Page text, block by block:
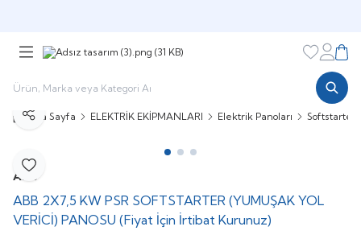
Favorilerim
Ana Sayfa ELEKTRİK EKİPMANLARI Elektrik Panoları Softstarter
Favoriye Ekle
Paylaş
ABB
ABB 2X7,5 KW PSR SOFTSTARTER (YUMUŞAK YOL
VERİCİ) PANOSU (Fiyat İçin İrtibat Kurunuz)